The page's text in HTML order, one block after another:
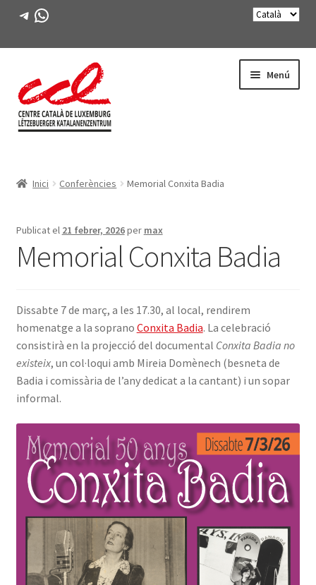
Telegram
WhatsApp
navegació
al
contingut
Menú
ACTIVITATS
CURSOS
FES-TE SOCI
INICIA SESSIÓ
Inici Conferències Memorial Conxita Badia
Publicat el 21 febrer, 2026per max
Memorial Conxita Badia
Dissabte 7 de març, a les 17.30, al local, rendirem
homenatge a la soprano Conxita Badia. La celebració
consistirà en la projecció del documental Conxita Badia no
existeix, un col·loqui amb Mireia Domènech (besneta de
Badia i comissària de l’any dedicat a la cantant) i un sopar
informal.